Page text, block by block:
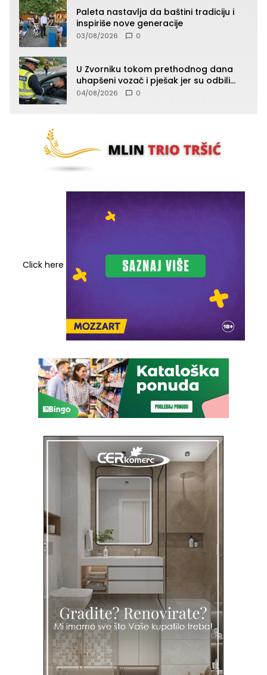
Paleta nastavlja da baštini tradiciju i
inspiriše nove generacije
03/08/2026 0
U Zvorniku tokom prethodnog dana
uhapšeni vozač i pješak jer su odbili
testiranje na prisustvo droge
04/08/2026 0
Click here